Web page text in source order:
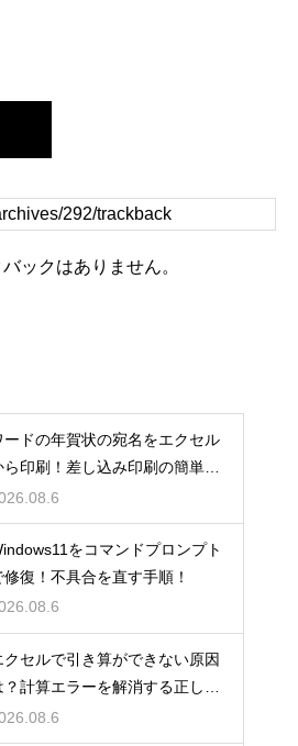
ックはありません。
ードの年賀状の宛名をエクセル
ら印刷！差し込み印刷の簡単手
！
をコマンドプロンプト
修復！不具合を直す手順！
クセルで引き算ができない原因
？計算エラーを解消する正しい
順